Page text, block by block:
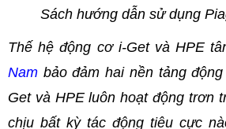
Sách hướng dẫn sử dụng
Thế hệ động cơ i-Get và HPE
Nam bảo đảm hai nền tảng
Get và HPE luôn hoạt động trơn
chịu bất kỳ tác động tiêu cực